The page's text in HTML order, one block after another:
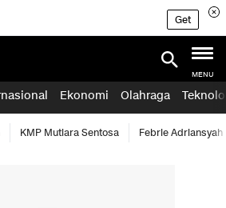
Get
MENU
Ekonomi Olahraga
KMP Mutiara Sentosa Febrie Adriansyah